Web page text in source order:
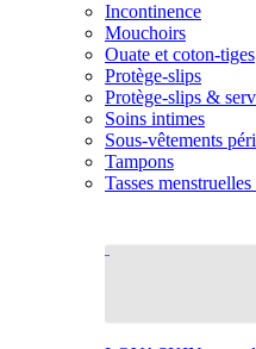
Incontinence
Mouchoirs
Ouate et coton-tiges
Protège-slips
Protège-slips &
Soins intimes
Sous-vêtements
Tampons
Tasses